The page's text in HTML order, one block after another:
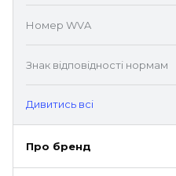
Номер WVA
Знак відповідності нормам
Дивитись всі
Про бренд